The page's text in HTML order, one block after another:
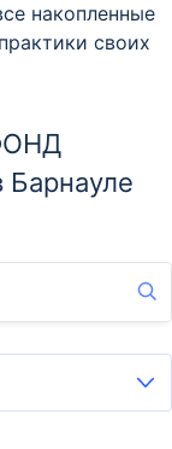
накопленные
своих
Барнауле